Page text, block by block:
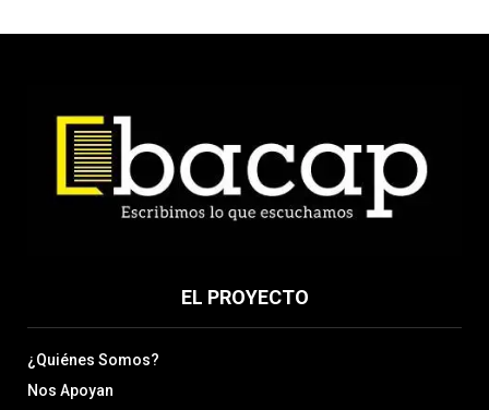
EL PROYECTO
¿Quiénes Somos?
Nos Apoyan